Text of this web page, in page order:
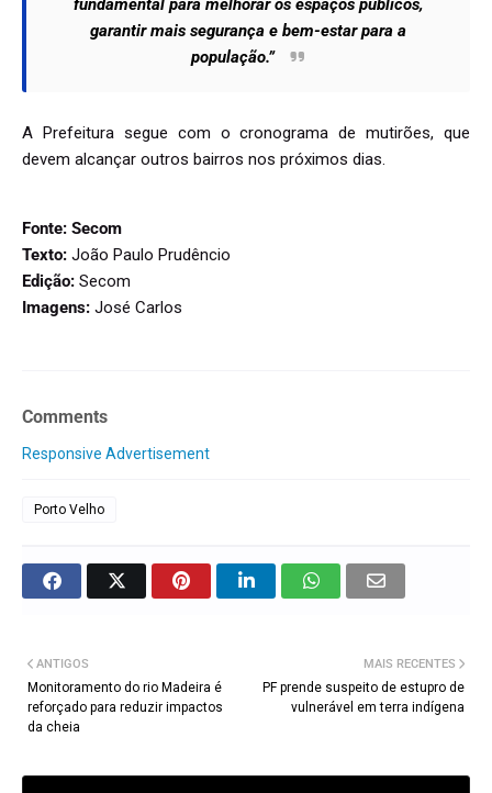
fundamental para melhorar os espaços públicos,
garantir mais segurança e bem-estar para a
população.”
A Prefeitura segue com o cronograma de mutirões, que
devem alcançar outros bairros nos próximos dias.
Fonte: Secom
Texto: João Paulo Prudêncio
Edição: Secom
Imagens: José Carlos
Comments
Responsive Advertisement
Porto Velho
MAIS RECENTES
PF prende suspeito de estupro de
vulnerável em terra indígena
ANTIGOS
Monitoramento do rio Madeira é
reforçado para reduzir impactos
da cheia